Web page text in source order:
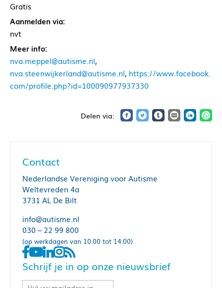
Gratis
Aanmelden via:
nvt
Meer info:
nva.meppel@autisme.nl,
nva.steenwijkerland@autisme.nl, https://www.facebook.
com/profile.php?id=100090977937330
Contact
Nederlandse Vereniging voor Autisme
Weltevreden 4a
3731 AL De Bilt
info@autisme.nl
030 – 22 99 800
(op werkdagen van 10.00 tot 14.00)
Schrijf je in op onze nieuwsbrief